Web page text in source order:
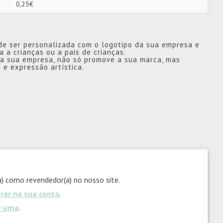
0,25€
ser personalizada com o logotipo da sua empresa e
a crianças ou a pais de crianças.
empresa, não só promove a sua marca, mas
e expressão artística.
como revendedor(a) no nosso site.
na sua conta.
uma.